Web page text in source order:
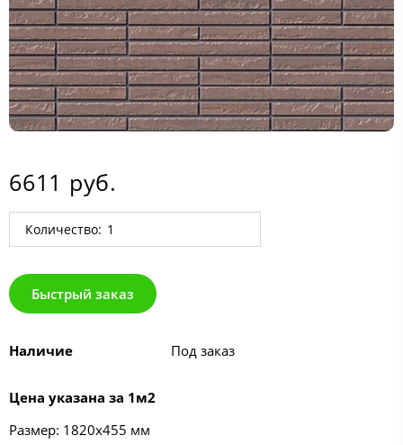
6611 руб.
Количество:
Быстрый заказ
Наличие Под заказ
Цена указана за 1м2
Размер: 1820х455 мм